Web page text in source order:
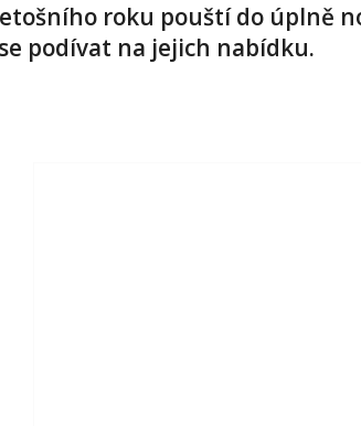
roku pouští do úplně
podívat na jejich nabídku.